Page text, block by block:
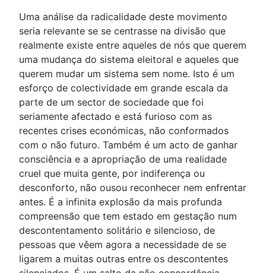
Uma análise da radicalidade deste movimento
seria relevante se se centrasse na divisão que
realmente existe entre aqueles de nós que querem
uma mudança do sistema eleitoral e aqueles que
querem mudar um sistema sem nome. Isto é um
esforço de colectividade em grande escala da
parte de um sector de sociedade que foi
seriamente afectado e está furioso com as
recentes crises económicas, não conformados
com o não futuro. Também é um acto de ganhar
consciência e a apropriação de uma realidade
cruel que muita gente, por indiferença ou
desconforto, não ousou reconhecer nem enfrentar
antes. É a infinita explosão da mais profunda
compreensão que tem estado em gestação num
descontentamento solitário e silencioso, de
pessoas que vêem agora a necessidade de se
ligarem a muitas outras entre os descontentes